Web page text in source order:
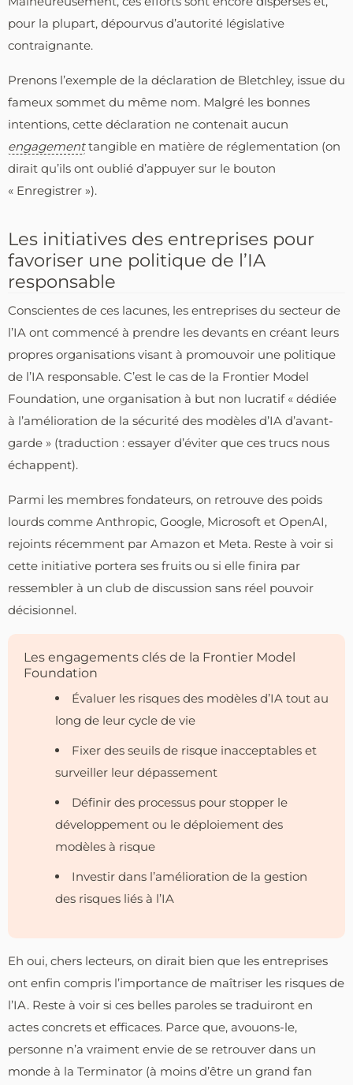
pour la plupart, dépourvus d’autorité législative
contraignante.
Prenons l’exemple de la déclaration de Bletchley, issue du
fameux sommet du même nom. Malgré les bonnes
intentions, cette déclaration ne contenait aucun
engagementtangible en matière de réglementation (on
dirait qu’ils ont oublié d’appuyer sur le bouton
« Enregistrer »).
Les initiatives des entreprises pour
favoriser une politique de l’IA
responsable
Conscientes de ces lacunes, les entreprises du secteur de
l’IA ont commencé à prendre les devants en créant leurs
propres organisations visant à promouvoir une politique
de l’IA responsable. C’est le cas de la Frontier Model
Foundation, une organisation à but non lucratif « dédiée
à l’amélioration de la sécurité des modèles d’IA d’avant-
garde » (traduction : essayer d’éviter que ces trucs nous
échappent).
Parmi les membres fondateurs, on retrouve des poids
lourds comme Anthropic, Google, Microsoft et OpenAI,
rejoints récemment par Amazon et Meta. Reste à voir si
cette initiative portera ses fruits ou si elle finira par
ressembler à un club de discussion sans réel pouvoir
décisionnel.
Les engagements clés de la Frontier Model
Foundation
Évaluer les risques des modèles d’IA tout au
long de leur cycle de vie
Fixer des seuils de risque inacceptables et
surveiller leur dépassement
Définir des processus pour stopper le
développement ou le déploiement des
modèles à risque
Investir dans l’amélioration de la gestion
des risques liés à l’IA
Eh oui, chers lecteurs, on dirait bien que les entreprises
ont enfin compris l’importance de maîtriser les risques de
l’IA. Reste à voir si ces belles paroles se traduiront en
actes concrets et efficaces. Parce que, avouons-le,
personne n’a vraiment envie de se retrouver dans un
monde à la Terminator (à moins d’être un grand fan